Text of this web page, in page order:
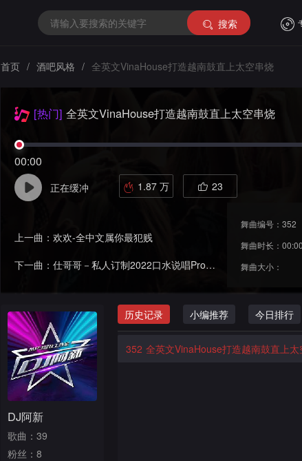
搜索
首页 / 酒吧风格 / 全英文VinaHouse打造越南鼓直上太空串烧
1.87 万 23
[热门] 全英文VinaHouse打造越南鼓直上太空串烧
00:00
正在缓冲
上一曲： 欢欢-全中文属你最犯贱
下一曲： 仕哥哥－私人订制2022口水说唱Prog抖音专用车载串烧
舞曲编号：352
舞曲时长：
舞曲大小：
DJ阿新
歌曲：39
粉丝：8
历史记录 小编推荐 今日排行
352 全英文VinaHouse打造越南鼓直上太